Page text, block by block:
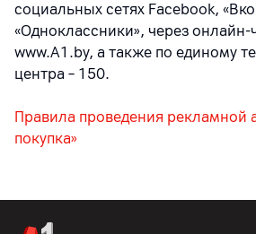
социальных сетях Facebook,
«Одноклассники», через онлайн-
www.A1.by, а также по единому
центра – 150.
Правила проведения рекламной
покупка»